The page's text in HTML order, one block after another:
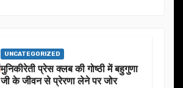
UNCATEGORIZED
मुनिकीरेती प्रेस क्लब की गोष्ठी में बहुगुणा
जी के जीवन से प्रेरणा लेने पर जोर